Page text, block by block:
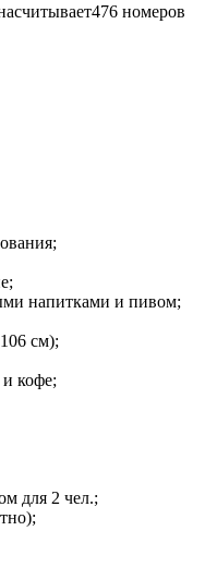
номеров
напитками и пивом;
см);
кофе;
для 2 чел.;